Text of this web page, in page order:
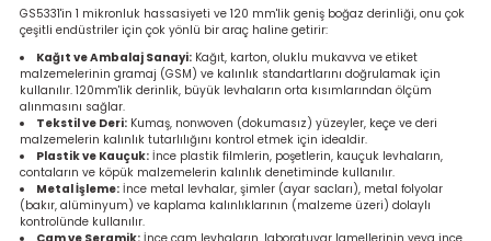
Cihazı
Ölçer
GS5331'in 1 mikronluk hassasiyeti ve 120 mm'lik geniş boğaz derinliği, onu çok
çeşitli endüstriler için çok yönlü bir araç haline getirir:
Kağıt ve Ambalaj Sanayi: Kağıt, karton, oluklu mukavva ve etiket
malzemelerinin gramaj (GSM) ve kalınlık standartlarını doğrulamak için
kullanılır. 120mm'lik derinlik, büyük levhaların orta kısımlarından ölçüm
alınmasını sağlar.
Tekstil ve Deri: Kumaş, nonwoven (dokumasız) yüzeyler, keçe ve deri
malzemelerin kalınlık tutarlılığını kontrol etmek için idealdir.
Plastik ve Kauçuk: İnce plastik filmlerin, poşetlerin, kauçuk levhaların,
contaların ve köpük malzemelerin kalınlık denetiminde kullanılır.
Metal İşleme: İnce metal levhalar, şimler (ayar sacları), metal folyolar
(bakır, alüminyum) ve kaplama kalınlıklarının (malzeme üzeri) dolaylı
kontrolünde kullanılır.